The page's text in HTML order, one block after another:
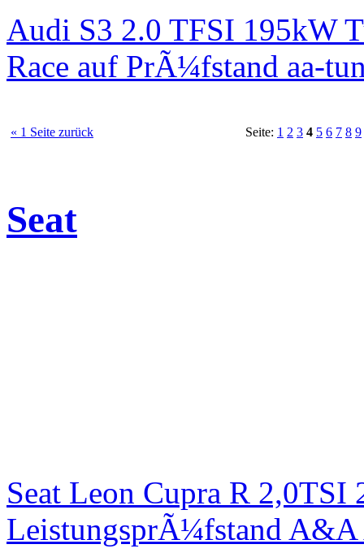
Audi S3 2.0 TFSI 195kW
Race auf PrÃ¼fstand aa-
« 1 Seite zurück Seite: 1 2 3 4 5 6 7 8 9
Seat
Seat Leon Cupra R
LeistungsprÃ¼fstand